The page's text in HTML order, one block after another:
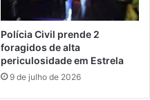
Polícia Civil prende 2
foragidos de alta
periculosidade em Estrela
9 de julho de 2026